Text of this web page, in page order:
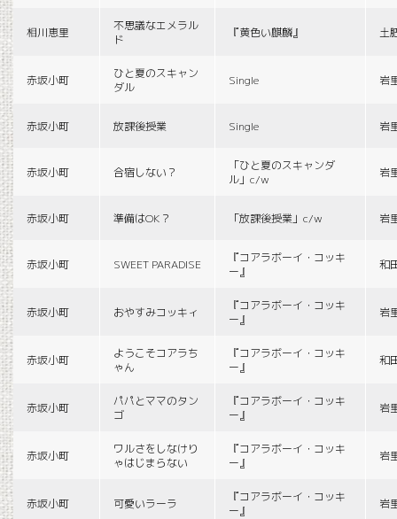
相川恵里
不思議なエメラル
ド
『黄色い麒麟』 土
赤坂小町
ひと夏のスキャン
ダル
Single 岩
赤坂小町 放課後授業 Single 岩
赤坂小町 合宿しない？
「ひと夏のスキャンダ
ル」c/w
岩
赤坂小町 準備はOK？ 「放課後授業」c/w 岩
赤坂小町 SWEET PARADISE
『コアラボーイ・コッキ
ー』
和
赤坂小町 おやすみコッキィ
『コアラボーイ・コッキ
ー』
岩
赤坂小町
ようこそコアラち
ゃん
『コアラボーイ・コッキ
ー』
和
赤坂小町
パパとママのタン
ゴ
『コアラボーイ・コッキ
ー』
岩
赤坂小町
ワルさをしなけり
ゃはじまらない
『コアラボーイ・コッキ
ー』
岩
赤坂小町 可愛いラーラ
『コアラボーイ・コッキ
ー』
岩